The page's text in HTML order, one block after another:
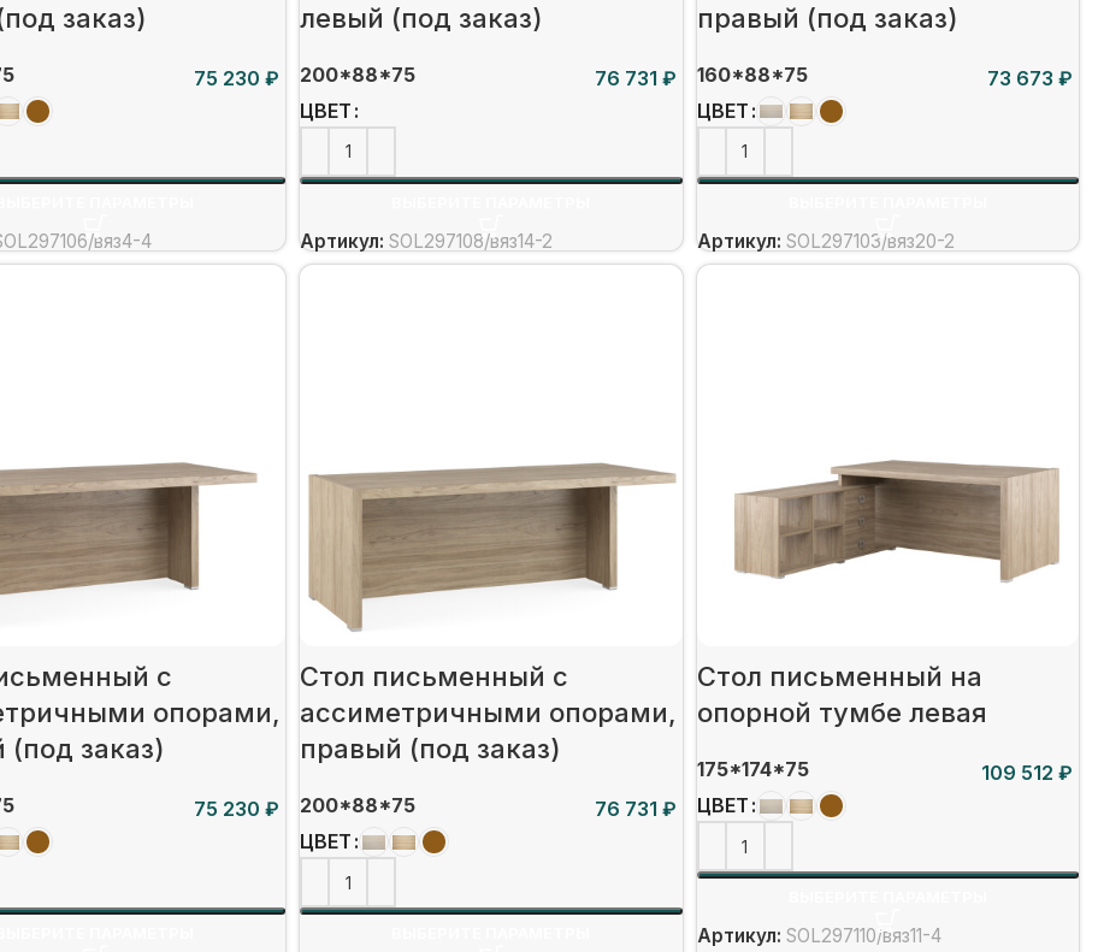
заказ)
₽
вяз4-4
левый (под заказ)
200*88*75
₽
ЦВЕТ
Артикул:SOL297108/вяз14-2
правый (под заказ)
160*88*75
₽
ЦВЕТ
Артикул: SOL297103/вяз20-2
c
опорами,
(под заказ)
₽
Стол письменный c
ассиметричными опорами,
правый (под заказ)
200*88*75
₽
ЦВЕТ
Стол письменный на
опорной тумбе левая
175*174*75
₽
ЦВЕТ
Артикул: SOL297110/вяз11-4